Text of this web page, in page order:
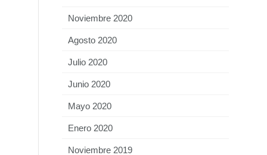
Noviembre 2020
Agosto 2020
Julio 2020
Junio 2020
Mayo 2020
Enero 2020
Noviembre 2019